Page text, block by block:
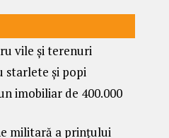
vile și terenuri
starlete și popi
imobiliar de 400.000
militară a prințului